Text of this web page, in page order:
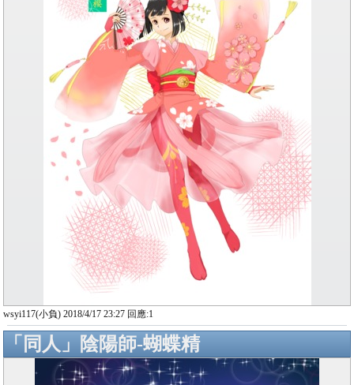
wsyi117(小負) 2018/4/17 23:27 回應:1
「同人」陰陽師-蝴蝶精